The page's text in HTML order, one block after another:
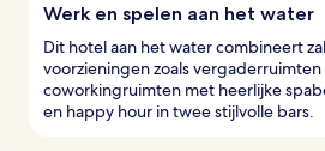
Werk en spelen aan het water
Dit hotel aan het water combineert
voorzieningen zoals vergaderruimten
coworkingruimten met heerlijke
en happy hour in twee stijlvolle bars.